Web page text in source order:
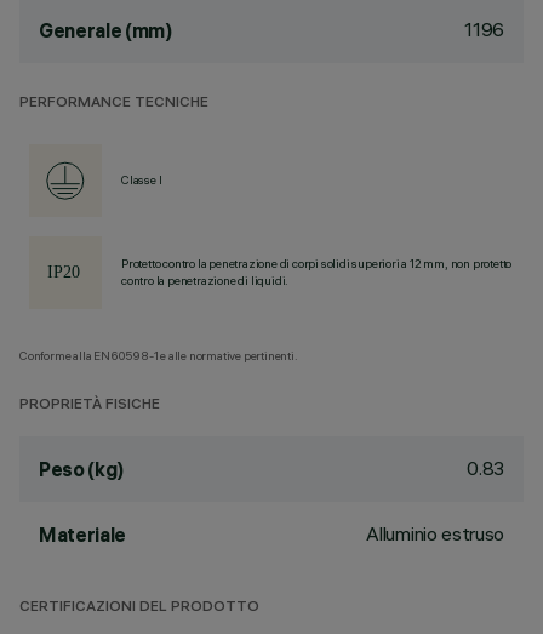
Generale (mm) 1196
PERFORMANCE TECNICHE
Classe I
Protetto contro la penetrazione di corpi solidi superiori a 12 mm, non protetto
contro la penetrazione di liquidi.
Conforme alla EN60598-1 e alle normative pertinenti.
PROPRIETÀ FISICHE
Peso (kg) 0.83
Materiale Alluminio estruso
CERTIFICAZIONI DEL PRODOTTO